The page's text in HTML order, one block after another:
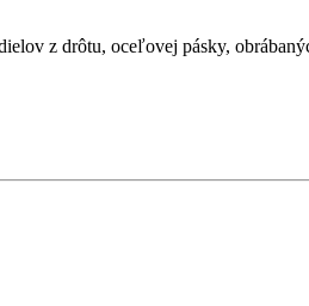
z drôtu, oceľovej pásky,